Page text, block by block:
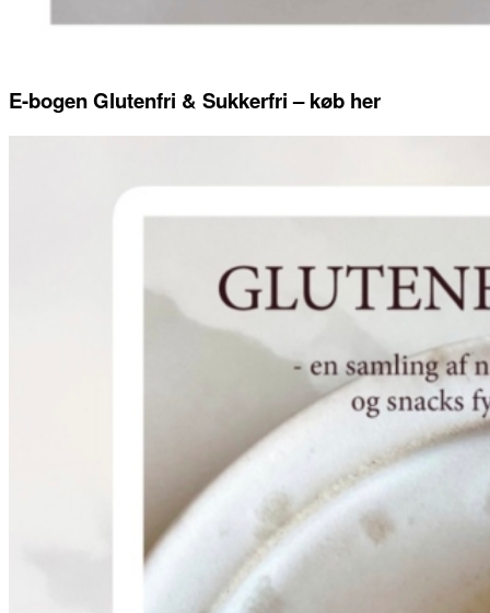
E-bogen Glutenfri & Sukkerfri – køb her